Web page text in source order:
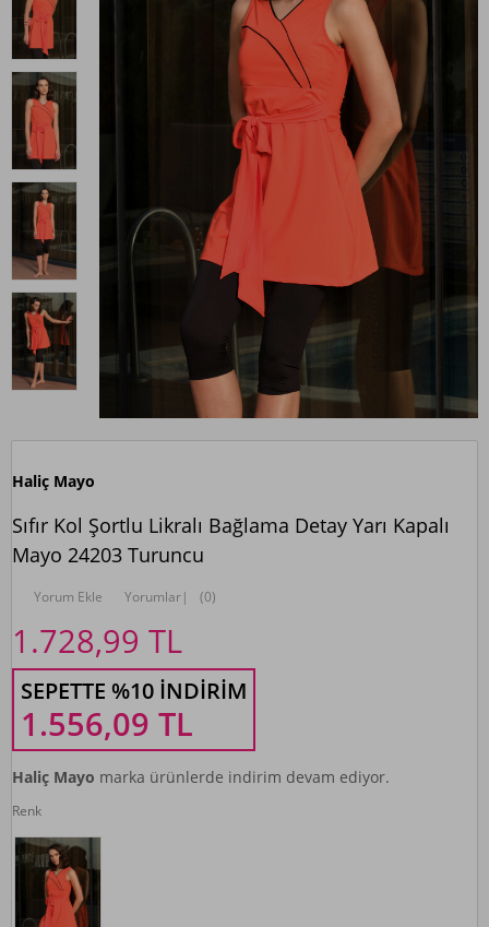
Haliç Mayo
Sıfır Kol Şortlu Likralı Bağlama Detay Yarı Kapalı
Mayo 24203 Turuncu
Yorum Ekle Yorumlar| (0)
1.728,99 TL
SEPETTE %10 İNDIRIM
1.556,09 TL
Haliç Mayo marka ürünlerde indirim devam ediyor.
Renk